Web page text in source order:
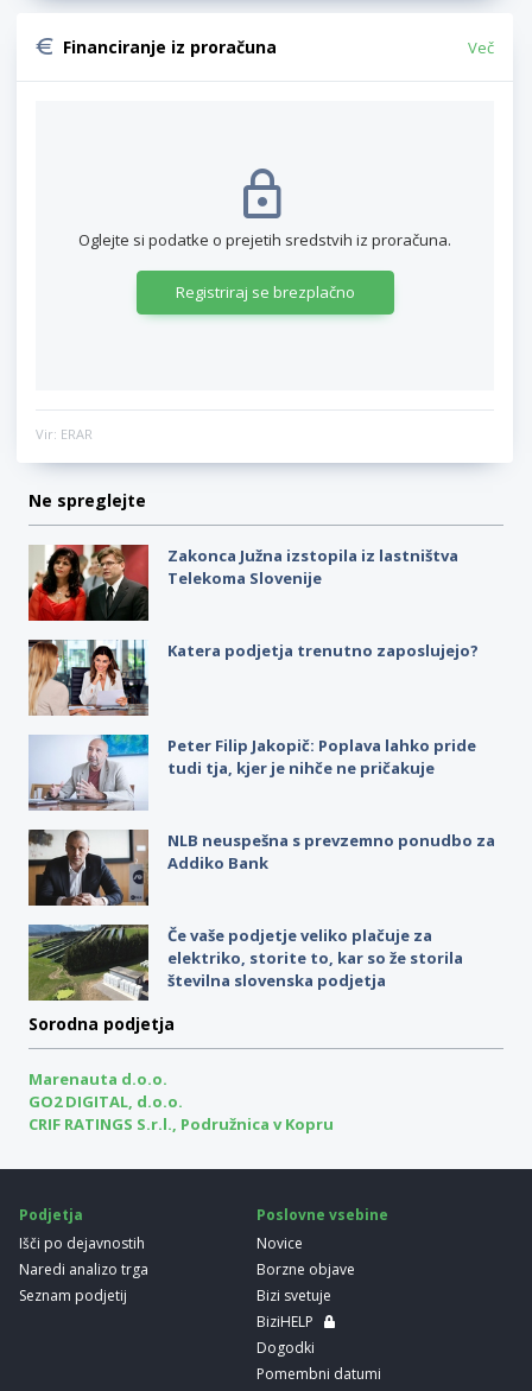
Financiranje iz proračuna Več
Oglejte si podatke o prejetih sredstvih iz proračuna.
Registriraj se brezplačno
Vir: ERAR
Ne spreglejte
Zakonca Južna izstopila iz lastništva
Telekoma Slovenije
Katera podjetja trenutno zaposlujejo?
Peter Filip Jakopič: Poplava lahko pride
tudi tja, kjer je nihče ne pričakuje
NLB neuspešna s prevzemno ponudbo za
Addiko Bank
Če vaše podjetje veliko plačuje za
elektriko, storite to, kar so že storila
številna slovenska podjetja
Sorodna podjetja
Marenauta d.o.o.
GO2 DIGITAL, d.o.o.
CRIF RATINGS S.r.l., Podružnica v Kopru
Podjetja
Išči po dejavnostih
Naredi analizo trga
Seznam podjetij
Poslovne vsebine
Novice
Borzne objave
Bizi svetuje
BiziHELP
Dogodki
Pomembni datumi